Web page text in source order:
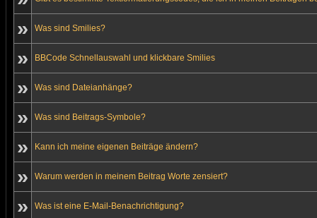
» Was sind Smilies?
» BBCode Schnellauswahl und klickbare Smilies
» Was sind Dateianhänge?
» Was sind Beitrags-Symbole?
» Kann ich meine eigenen Beiträge ändern?
» Warum werden in meinem Beitrag Worte zensiert?
» Was ist eine E-Mail-Benachrichtigung?